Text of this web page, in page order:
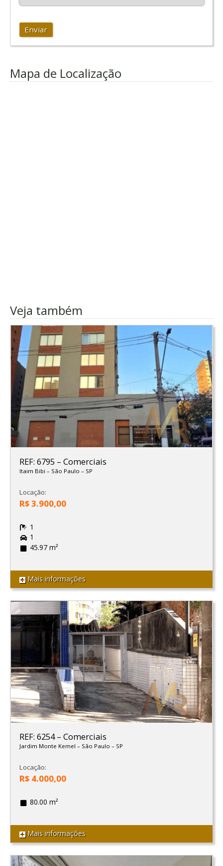
Enviar
Mapa de Localização
Veja também
REF: 6795 – Comerciais
Itaim Bibi – São Paulo – SP
Locação:
R$ 3.900,00
1
1
45.97 m²
Mais informações
REF: 6254– Comerciais
Jardim Monte Kemel – São Paulo – SP
Locação:
R$ 4.000,00
80.00 m²
Mais informações